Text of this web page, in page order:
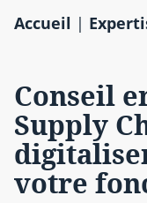
Accueil |
Conseil
Supply
votre